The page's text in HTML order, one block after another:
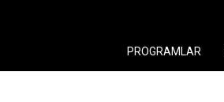
PROGRAMLAR